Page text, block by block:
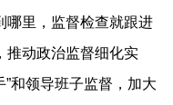
哪里，监督检查就跟进
推动政治监督细化实
”和领导班子监督，加大